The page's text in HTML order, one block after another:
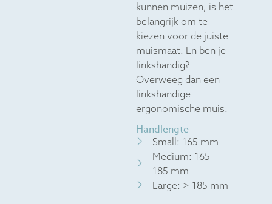
kunnen muizen, is het
belangrijk om te
kiezen voor de juiste
muismaat. En ben je
linkshandig?
Overweeg dan een
linkshandige
ergonomische muis.
Handlengte
Small: 165 mm
Medium: 165 –
185 mm
Large: > 185 mm